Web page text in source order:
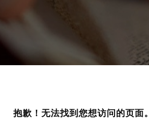
抱歉！无法找到您想访问的页面。